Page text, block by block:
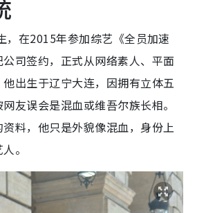
，在2015年参加综艺《全员加速
司签约，正式从网络素人、平面
出生于辽宁大连，因拥有立体五
友误会是混血或维吾尔族长相。
料，他只是外貌像混血，身份上
。